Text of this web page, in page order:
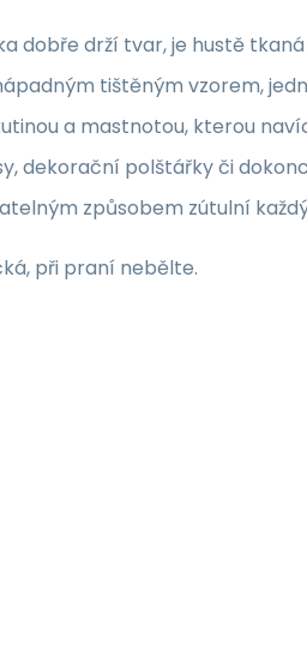
dobře drží tvar, je hustě
tištěným vzorem,
a mastnotou, kterou
dekorační polštářky či
způsobem zútulní
při praní nebělte.